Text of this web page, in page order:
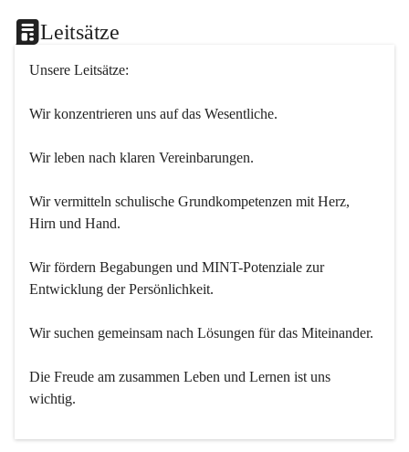
Leitsätze
Unsere Leitsätze:
Wir konzentrieren uns auf das Wesentliche.
Wir leben nach klaren Vereinbarungen.
Wir vermitteln schulische Grundkompetenzen mit Herz,
Hirn und Hand.
Wir fördern Begabungen und MINT-Potenziale zur
Entwicklung der Persönlichkeit.
Wir suchen gemeinsam nach Lösungen für das Miteinander.
Die Freude am zusammen Leben und Lernen ist uns
wichtig.